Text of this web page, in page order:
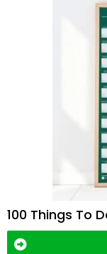
100 Things To